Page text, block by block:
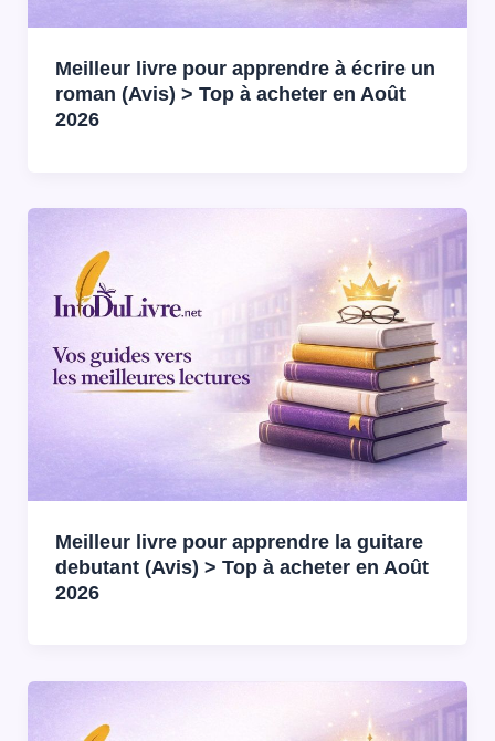
Meilleur livre pour apprendre à écrire un
roman (Avis) > Top à acheter en Août
2026
Meilleur livre pour apprendre la guitare
debutant (Avis) > Top à acheter en Août
2026